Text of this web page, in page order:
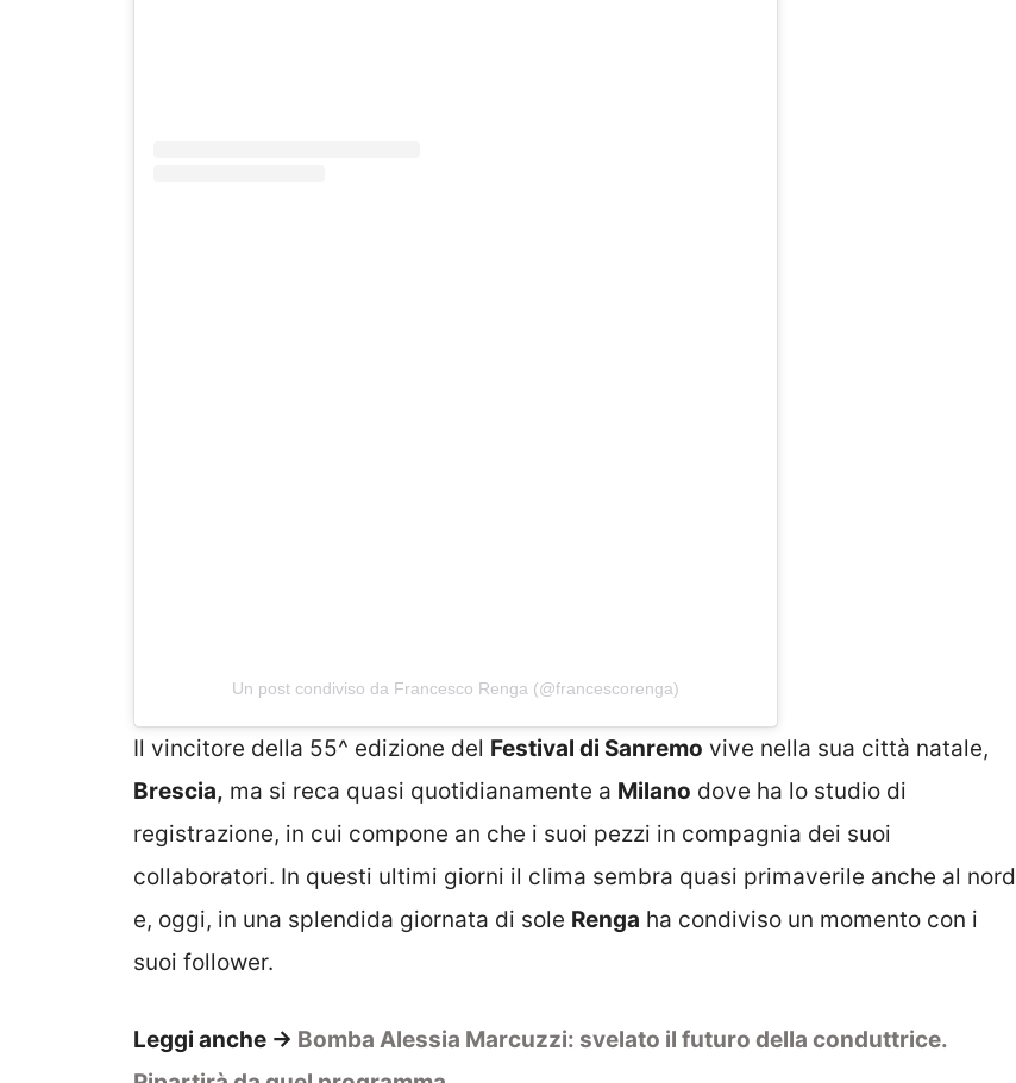
Un post condiviso da Francesco Renga (@francescorenga)
Il vincitore della 55^ edizione del Festival di Sanremo vive nella sua città natale,
Brescia, ma si reca quasi quotidianamente a Milano dove ha lo studio di
registrazione, in cui compone an che i suoi pezzi in compagnia dei suoi
collaboratori. In questi ultimi giorni il clima sembra quasi primaverile anche al nord
e, oggi, in una splendida giornata di sole Renga ha condiviso un momento con i
suoi follower.
Leggi anche -> Bomba Alessia Marcuzzi: svelato il futuro della conduttrice.